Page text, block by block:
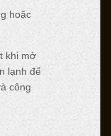
hoặc
khi mở
lạnh để
công